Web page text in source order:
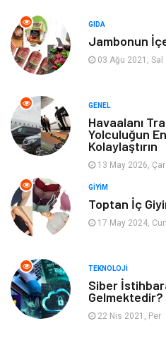
Emlak
Genel Kültür
İnternet
Gayrimenkul
Astroloji
Ev İşleri
Sigorta
GIDA
Jambonun
03 Ağu 2021, Sal
GENEL
Havaalanı
Yolculuğun
Kolaylaştırın
13 May 2026, Çar
GIYIM
Toptan İç
17 May 2024,
TEKNOLOJI
Siber
Gelmektedir?
22 Nis 2021, Per